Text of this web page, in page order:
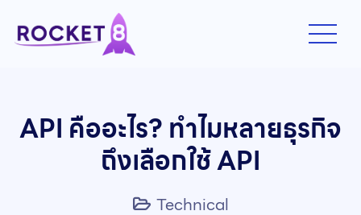
API คืออะไร? ทำไมหลายธุรกิจ
ถึงเลือกใช้ API
Technical